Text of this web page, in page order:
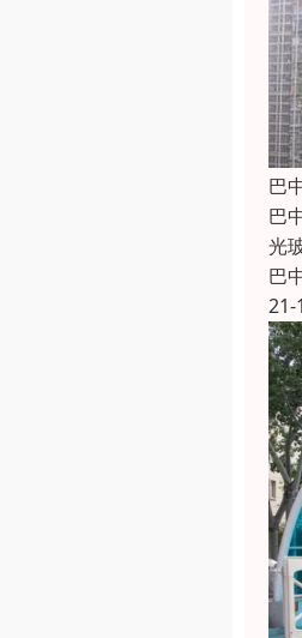
巴
巴
光
巴
21-